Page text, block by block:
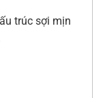
trúc sợi mịn